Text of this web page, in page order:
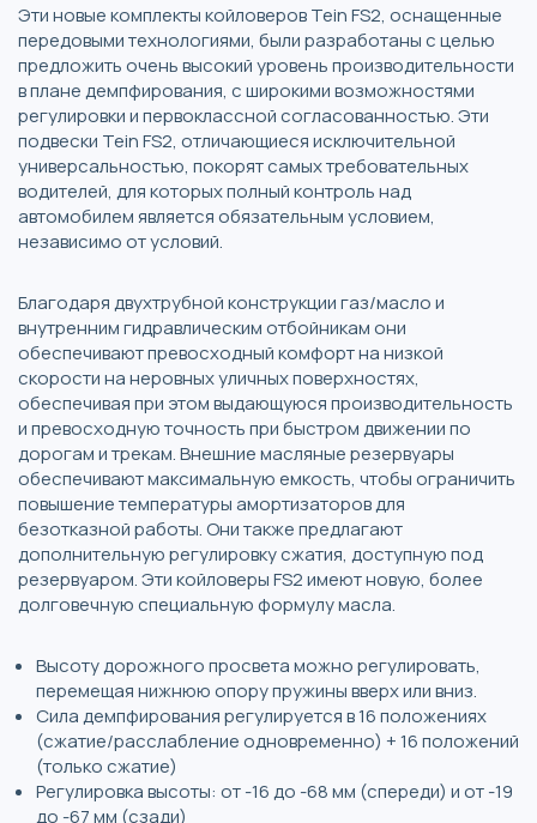
Эти новые комплекты койловеров Tein FS2, оснащенные
передовыми технологиями, были разработаны с целью
предложить очень высокий уровень производительности
в плане демпфирования, с широкими возможностями
регулировки и первоклассной согласованностью. Эти
подвески Tein FS2, отличающиеся исключительной
универсальностью, покорят самых требовательных
водителей, для которых полный контроль над
автомобилем является обязательным условием,
независимо от условий.
Благодаря двухтрубной конструкции газ/масло и
внутренним гидравлическим отбойникам они
обеспечивают превосходный комфорт на низкой
скорости на неровных уличных поверхностях,
обеспечивая при этом выдающуюся производительность
и превосходную точность при быстром движении по
дорогам и трекам. Внешние масляные резервуары
обеспечивают максимальную емкость, чтобы ограничить
повышение температуры амортизаторов для
безотказной работы. Они также предлагают
дополнительную регулировку сжатия, доступную под
резервуаром. Эти койловеры FS2 имеют новую, более
долговечную специальную формулу масла.
Высоту дорожного просвета можно регулировать,
перемещая нижнюю опору пружины вверх или вниз.
Сила демпфирования регулируется в 16 положениях
(сжатие/расслабление одновременно) + 16 положений
(только сжатие)
Регулировка высоты: от -16 до -68 мм (спереди) и от -19
до -67 мм (сзади)